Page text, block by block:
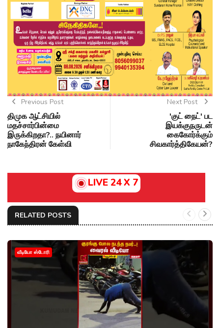
Previous Post
திமுக ஆட்சியில்
மதச்சார்பின்மை
இருக்கிறதா?.. நயினார்
நாகேந்திரன் கேள்வி
Next Post
'குட் நைட்' பட
இயக்குநருடன்
கைகோர்க்கும்
சிவகார்த்திகேயன்?
LIVE 24 X 7
RELATED POSTS
வீடியோ ஸ்டோரி